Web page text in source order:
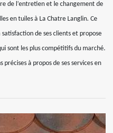
de l’entretien et le changement de
en tuiles à La Chatre Langlin. Ce
de ses clients et propose
sont les plus compétitifs du marché.
à propos de ses services en